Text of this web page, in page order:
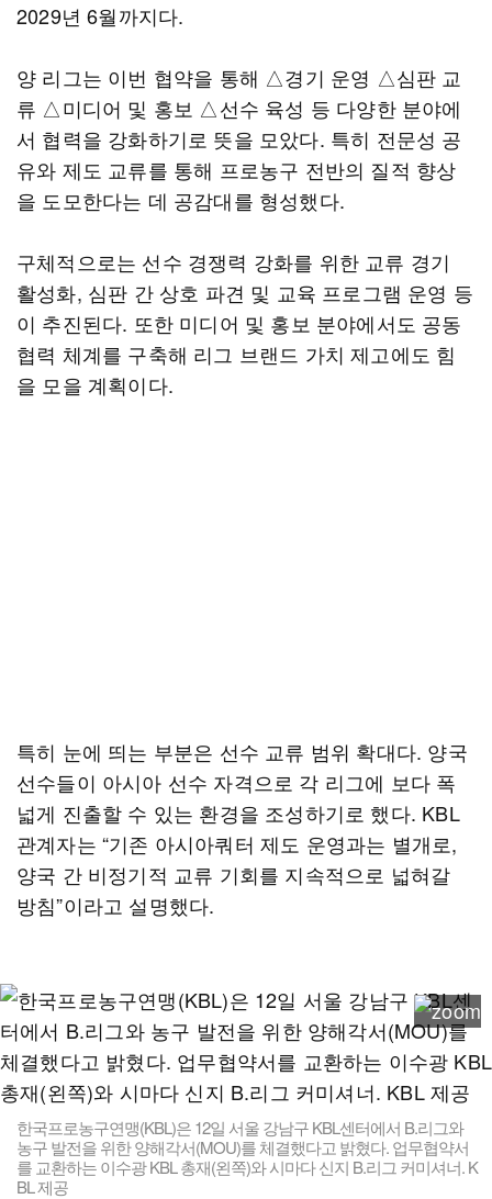
2029년 6월까지다.
양 리그는 이번 협약을 통해 △경기 운영 △심판 교
류 △미디어 및 홍보 △선수 육성 등 다양한 분야에
서 협력을 강화하기로 뜻을 모았다. 특히 전문성 공
유와 제도 교류를 통해 프로농구 전반의 질적 향상
을 도모한다는 데 공감대를 형성했다.
구체적으로는 선수 경쟁력 강화를 위한 교류 경기
활성화, 심판 간 상호 파견 및 교육 프로그램 운영 등
이 추진된다. 또한 미디어 및 홍보 분야에서도 공동
협력 체계를 구축해 리그 브랜드 가치 제고에도 힘
을 모을 계획이다.
특히 눈에 띄는 부분은 선수 교류 범위 확대다. 양국
선수들이 아시아 선수 자격으로 각 리그에 보다 폭
넓게 진출할 수 있는 환경을 조성하기로 했다. KBL
관계자는 “기존 아시아쿼터 제도 운영과는 별개로,
양국 간 비정기적 교류 기회를 지속적으로 넓혀갈
방침”이라고 설명했다.
한국프로농구연맹(KBL)은 12일 서울 강남구 KBL센터에서 B.리그와
농구 발전을 위한 양해각서(MOU)를 체결했다고 밝혔다. 업무협약서
를 교환하는 이수광 KBL 총재(왼쪽)와 시마다 신지 B.리그 커미셔너. K
BL 제공